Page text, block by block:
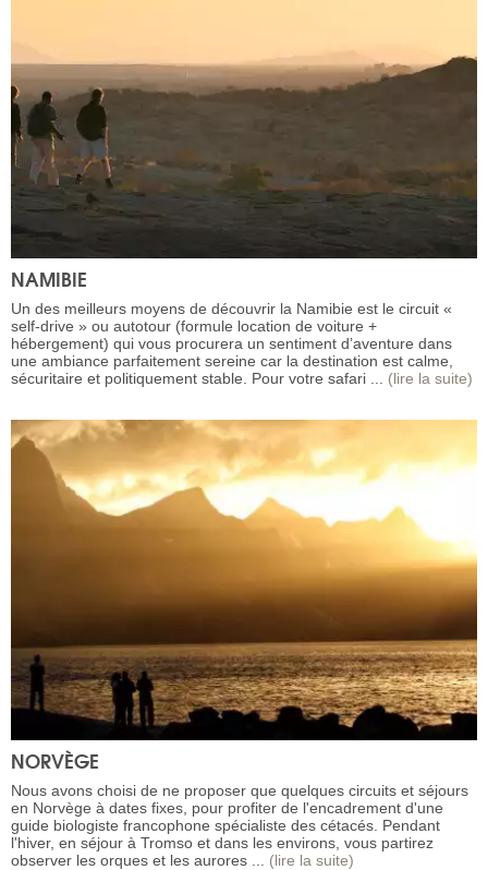
NAMIBIE
Un des meilleurs moyens de découvrir la Namibie est le circuit «
self-drive » ou autotour (formule location de voiture +
hébergement) qui vous procurera un sentiment d’aventure dans
une ambiance parfaitement sereine car la destination est calme,
sécuritaire et politiquement stable. Pour votre safari ... (lire la suite)
NORVÈGE
Nous avons choisi de ne proposer que quelques circuits et séjours
en Norvège à dates fixes, pour profiter de l'encadrement d'une
guide biologiste francophone spécialiste des cétacés. Pendant
l'hiver, en séjour à Tromso et dans les environs, vous partirez
observer les orques et les aurores ... (lire la suite)